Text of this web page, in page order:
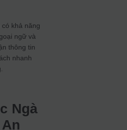
có khả năng
ngữ và
thông tin
nhanh
Ngà